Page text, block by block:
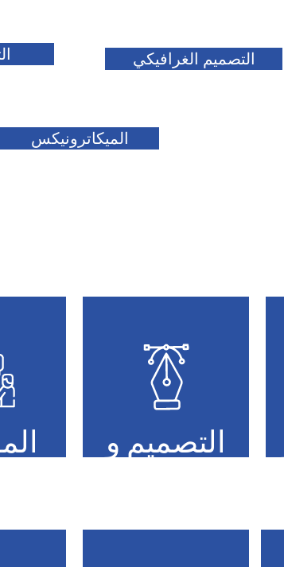
التصميم الغرافيكي
الميكاترونيكس
التصميم و